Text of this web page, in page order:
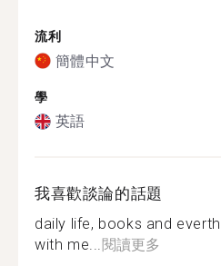
流利
簡體中文
學
英語
我喜歡談論的話題
daily life, books and
with me...閱讀更多